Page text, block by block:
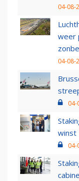
04-08-
weer
04-08-
04-
winst
04-